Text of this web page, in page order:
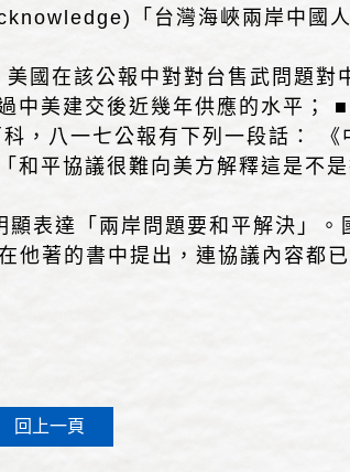
「台灣海峽兩岸中國
國在該公報中對對台售武問題對
中美建交後近幾年供應的水平；
，八一七公報有下列一段話： 《
和平協議很難向美方解釋這是不是
表達「兩岸問題要和平解決」。
著的書中提出，連協議內容都
回上一頁